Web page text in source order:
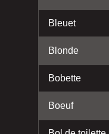
Bleuet
Blonde
Bobette
Boeuf